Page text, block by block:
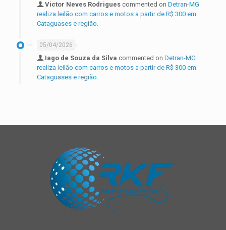
Victor Neves Rodrigues commented on Detran-MG
realiza leilão com carros e motos a partir de R$ 300 em
Cataguases e região.
05/04/2026
Iago de Souza da Silva commented on Detran-MG
realiza leilão com carros e motos a partir de R$ 300 em
Cataguases e região.